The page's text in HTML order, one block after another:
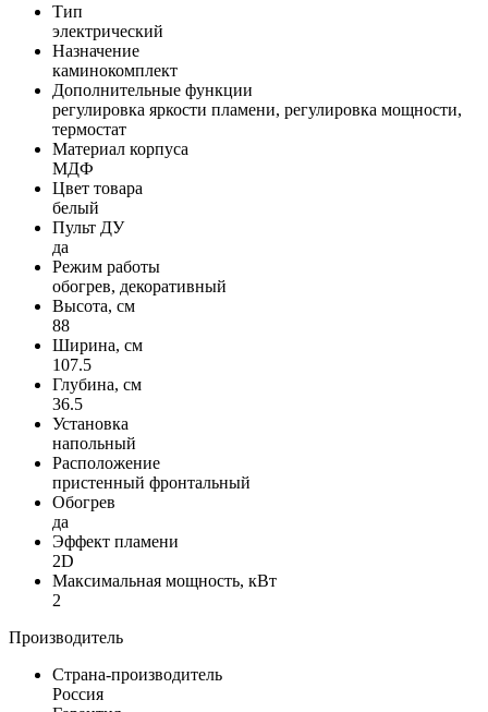
Тип
электрический
Назначение
каминокомплект
Дополнительные функции
регулировка яркости пламени, регулировка мощности,
термостат
Материал корпуса
МДФ
Цвет товара
белый
Пульт ДУ
да
Режим работы
обогрев, декоративный
Высота, см
88
Ширина, см
107.5
Глубина, см
36.5
Установка
напольный
Расположение
пристенный фронтальный
Обогрев
да
Эффект пламени
2D
Максимальная мощность, кВт
2
Производитель
Страна-производитель
Россия